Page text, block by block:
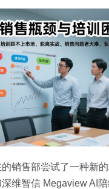
的销售部尝试了一种新
维智信 Megaview AI